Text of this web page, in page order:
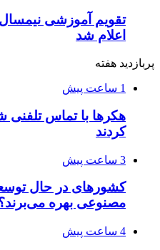
تقویم آموزشی
اعلام شد
پربازدید هفته
1 ساعت پیش
هکرها با تماس
کردند
3 ساعت پیش
کشورهای در حال
مصنوعی بهره
4 ساعت پیش